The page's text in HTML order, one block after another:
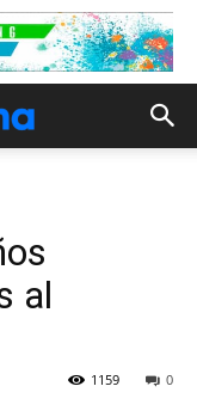
al
0
1159